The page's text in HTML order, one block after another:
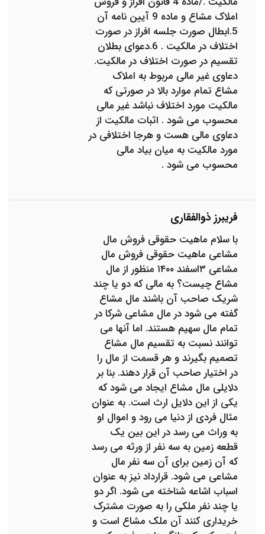
املاک مشاع و ماده 9 آیین نامه آن
5.ابطال صورت جلسه افراز در صورت
اختلاف در مالکیت . 6.دعوای بطلان
تقسیم در صورت اختلاف در مالکیت.
دعاوی غیر مالی مربوط به املاک
مشاع تمام موارد بالا در صورتی که
مالکیت مورد اختلاف نباشد غیر مالی
محسوب می شود . اثبات مالکیت از
دعاوی مالی هست و هرجا اختلافی در
مورد مالکیت به میان بیاد مالی
محسوب می شود .
فریبرز ذوالفقاری
با سلام ماهیت حقوقی فروش مال
مشاعی ماهیت حقوقی فروش مال
مشاعی ۳اسفند ۱۴۰۰ منظور از مال
مشاع چیست؟ به مالی که دو یا چند
شریک صاحب آن باشند مال مشاع
گفته می شود در مال مشاعی شرکا در
تمام مال سهیم هستند. اما آنها می
توانند نسبت به تقسیم مال مشاع
تصمیم بگیرند و هر قسمت از مال را
در اختیار صاحب آن قرار دهند. بنا بر
دلایلی مال مشاع ایجاد می شود که
یکی از این دلایل ارث است. به عنوان
مثال فردی از دنیا می رود و اموال او
به وراث می رسد در این بین یک
قطعه زمین به سه نفر از ورثه می رسد
که آن زمین برای آن سه نفر مال
مشاعی می شود. قرارداد نیز به عنوان
اسباب اشاعه شناخته می شود. اگر دو
یا چند نفر ملکی را به صورت مشترک
خریداری کنند آن ملک مشاع است و